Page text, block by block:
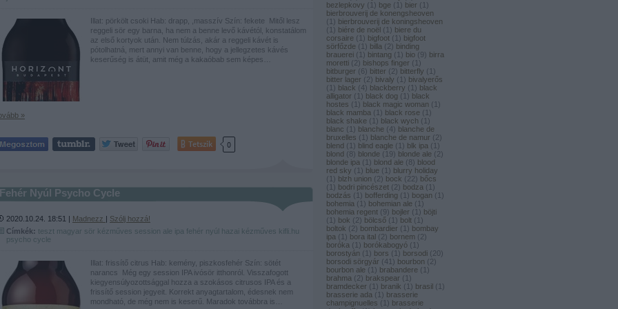
bezlepkovy ( 1 ) bge ( 1 ) bier ( 1 )
bierbrouverij de konengsheoven
( 1 ) bierbrouverij de koningsheoven
( 1 ) biére de noël ( 1 ) biere du
corsaire ( 1 ) bigfoot ( 1 ) bigfoot
sörfőzde ( 1 ) billa ( 2) binding
brauerei ( 1 ) bintang ( 1 ) bio ( 9) birra
moretti ( 2) bishops finger ( 1 )
bitburger ( 6 ) bitter ( 2) bitterfly ( 1 )
bitter lager ( 2) bivaly ( 1 ) bivalyerős
( 1 ) black ( 4) blackberry ( 1 ) black
alligator ( 1 ) black dog ( 1 ) black
hostes ( 1 ) black magic woman ( 1 )
black mamba ( 1 ) black rose ( 1 )
black shake ( 1 ) black wych ( 1 )
blanc ( 1 ) blanche ( 4) blanche de
bruxelles ( 1 ) blanche de namur ( 2)
blend ( 1 ) blind eagle ( 1 ) blk ipa ( 1 )
blond ( 8) blonde ( 19) blonde ale ( 2)
blonde ipa ( 1 ) blond ale ( 8) blood
red sky ( 1 ) blue ( 1 ) blurry holiday
( 1 ) blzh union ( 2) bock ( 22) bőcs
( 1 ) bodri pincészet ( 2) bodza ( 1 )
bodzás ( 1 ) bofferding ( 1 ) bogan ( 1 )
bohemia ( 1 ) bohemian ale ( 1 )
bohemia regent ( 9) bojler ( 1 ) böjti
( 1 ) bok ( 2) bölcső ( 1 ) bolt ( 1 )
boltok ( 2) bombardier ( 1 ) bombay
ipa ( 1 ) bora ital ( 2) bornem ( 2)
boróka ( 1 ) borókabogyó ( 1 )
borostyán ( 1 ) bors ( 1 ) borsodi ( 20)
borsodi sörgyár ( 41 ) bourbon ( 2)
bourbon ale ( 1 ) brabandere ( 1 )
brahma ( 2) brakspear ( 1 )
bramdecker ( 1 ) branik ( 1 ) brasil ( 1 )
brasserie ada ( 1 ) brasserie
champignuelles ( 1 ) brasserie
Illat: pörkölt csoki Hab: drapp, ,masszív Szín: fekete Mitől lesz
reggeli sör egy barna, ha nem a benne levő kávétól, konstatálom
az első kortyok után. Nem túlzás, akár a reggeli kávét is
pótolhatná, mert annyi van benne, hogy a jellegzetes kávés
keserűség is átüt, amit még a kakaóbab sem képes…
»
Tetszik 0
Fehér Nyúl Psycho Cycle
2020.10.24. 18:51 | Madnezz | Szólj hozzá!
Címkék: teszt magyar sör kézműves session ale ipa fehér nyúl hazai kézműves kifli.hu
psycho cycle
Illat: frissítő citrus Hab: kemény, piszkosfehér Szín: sötét
narancs Még egy session IPA ivósör itthonról. Visszafogott
kiegyensúlyozottsággal hozza a szokásos citrusos IPA és a
frissítő session jegyeit. Korrekt anyagtartalom, édesnek nem
mondható, de még nem is keserű. Maradok továbbra is…